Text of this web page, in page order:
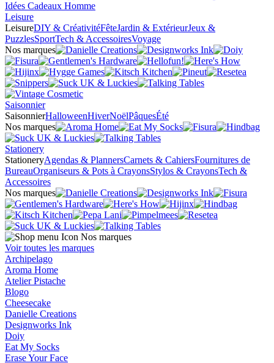
Idées Cadeaux Homme
Leisure
LeisureDIY & CréativitéFêteJardin & ExtérieurJeux &
PuzzlesSportTech & AccessoiresVoyage
Nos marques
Saisonnier
SaisonnierHalloweenHiverNoëlPâquesÉté
Nos marques
Stationery
StationeryAgendas & PlannersCarnets & CahiersFournitures de
BureauOrganiseurs & Pots à CrayonsStylos & CrayonsTech &
Accessoires
Nos marques
Nos marques
Voir toutes les marques
Archipelago
Aroma Home
Atelier Pistache
Blogo
Cheesecake
Danielle Creations
Designworks Ink
Doiy
Eat My Socks
Erase Your Face